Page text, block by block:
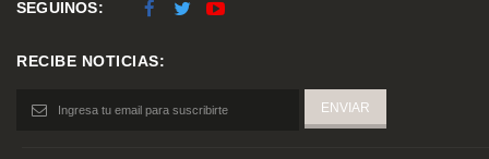
SEGUINOS:
RECIBE NOTICIAS: